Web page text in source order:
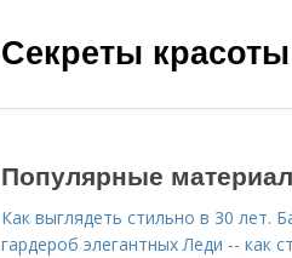
Секреты
Популярные
Как выглядеть стильно в 30 лет.
гардероб элегантных Леди -- как